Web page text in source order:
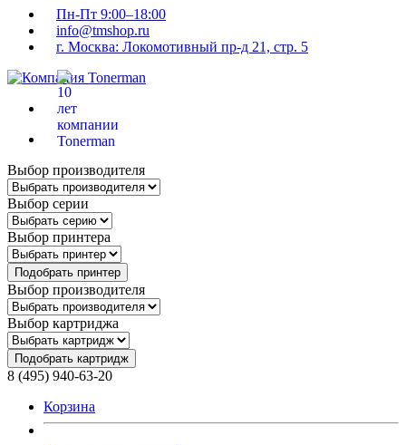
Пн-Пт 9:00–18:00
info@tmshop.ru
г. Москва: Локомотивный пр-д 21, стр. 5
Выбор производителя
Выбор серии
Выбор принтера
Подобрать принтер
Выбор производителя
Выбор картриджа
Подобрать картридж
8 (495) 940-63-20
Корзина